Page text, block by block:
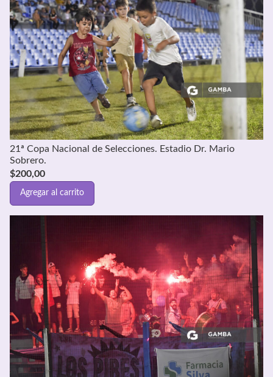
21ª Copa Nacional de Selecciones. Estadio Dr. Mario
Sobrero.
$200,00
Agregar al carrito